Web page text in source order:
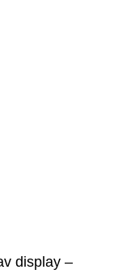
display –